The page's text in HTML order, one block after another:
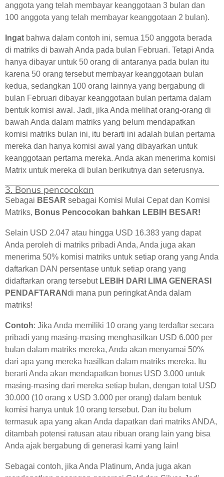
anggota yang telah membayar keanggotaan 3 bulan dan
100 anggota yang telah membayar keanggotaan 2 bulan).
Ingat bahwa dalam contoh ini, semua 150 anggota berada
di matriks di bawah Anda pada bulan Februari. Tetapi Anda
hanya dibayar untuk 50 orang di antaranya pada bulan itu
karena 50 orang tersebut membayar keanggotaan bulan
kedua, sedangkan 100 orang lainnya yang bergabung di
bulan Februari dibayar keanggotaan bulan pertama dalam
bentuk komisi awal. Jadi, jika Anda melihat orang-orang di
bawah Anda dalam matriks yang belum mendapatkan
komisi matriks bulan ini, itu berarti ini adalah bulan pertama
mereka dan hanya komisi awal yang dibayarkan untuk
keanggotaan pertama mereka. Anda akan menerima komisi
Matrix untuk mereka di bulan berikutnya dan seterusnya.
3. Bonus pencocokan
Sebagai BESAR sebagai Komisi Mulai Cepat dan Komisi
Matriks, Bonus Pencocokan bahkan LEBIH BESAR!
Selain USD 2.047 atau hingga USD 16.383 yang dapat
Anda peroleh di matriks pribadi Anda, Anda juga akan
menerima 50% komisi matriks untuk setiap orang yang Anda
daftarkan DAN persentase untuk setiap orang yang
didaftarkan orang tersebut LEBIH DARI LIMA GENERASI
PENDAFTARANdi mana pun peringkat Anda dalam
matriks!
Contoh: Jika Anda memiliki 10 orang yang terdaftar secara
pribadi yang masing-masing menghasilkan USD 6.000 per
bulan dalam matriks mereka, Anda akan menyamai 50%
dari apa yang mereka hasilkan dalam matriks mereka. Itu
berarti Anda akan mendapatkan bonus USD 3.000 untuk
masing-masing dari mereka setiap bulan, dengan total USD
30.000 (10 orang x USD 3.000 per orang) dalam bentuk
komisi hanya untuk 10 orang tersebut. Dan itu belum
termasuk apa yang akan Anda dapatkan dari matriks ANDA,
ditambah potensi ratusan atau ribuan orang lain yang bisa
Anda ajak bergabung di generasi kami yang lain!
Sebagai contoh, jika Anda Platinum, Anda juga akan